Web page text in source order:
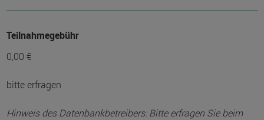
Teilnahmegebühr
0,00 €
bitte erfragen
Hinweis des Datenbankbetreibers: Bitte erfragen Sie beim